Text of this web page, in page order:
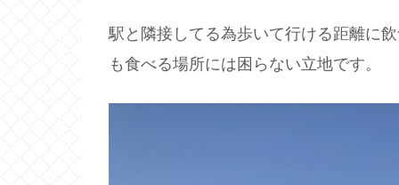
駅と隣接してる為歩いて行ける距離に
も食べる場所には困らない立地です。